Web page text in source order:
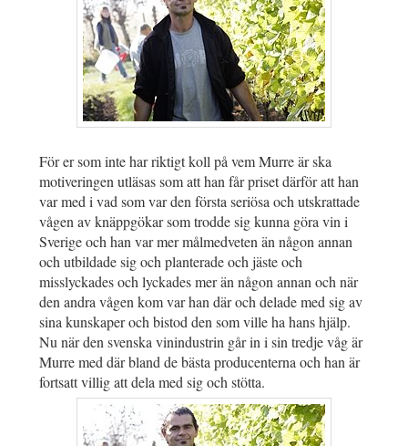
För er som inte har riktigt koll på vem Murre är ska
motiveringen utläsas som att han får priset därför att han
var med i vad som var den första seriösa och utskrattade
vågen av knäppgökar som trodde sig kunna göra vin i
Sverige och han var mer målmedveten än någon annan
och utbildade sig och planterade och jäste och
misslyckades och lyckades mer än någon annan och när
den andra vågen kom var han där och delade med sig av
sina kunskaper och bistod den som ville ha hans hjälp.
Nu när den svenska vinindustrin går in i sin tredje våg är
Murre med där bland de bästa producenterna och han är
fortsatt villig att dela med sig och stötta.